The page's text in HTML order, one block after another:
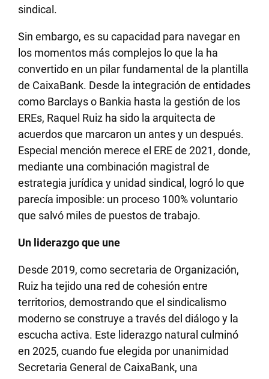
sindical.
Sin embargo, es su capacidad para navegar en
los momentos más complejos lo que la ha
convertido en un pilar fundamental de la plantilla
de CaixaBank. Desde la integración de entidades
como Barclays o Bankia hasta la gestión de los
EREs, Raquel Ruiz ha sido la arquitecta de
acuerdos que marcaron un antes y un después.
Especial mención merece el ERE de 2021, donde,
mediante una combinación magistral de
estrategia jurídica y unidad sindical, logró lo que
parecía imposible: un proceso 100% voluntario
que salvó miles de puestos de trabajo.
Un liderazgo que une
Desde 2019, como secretaria de Organización,
Ruiz ha tejido una red de cohesión entre
territorios, demostrando que el sindicalismo
moderno se construye a través del diálogo y la
escucha activa. Este liderazgo natural culminó
en 2025, cuando fue elegida por unanimidad
Secretaria General de CaixaBank, una